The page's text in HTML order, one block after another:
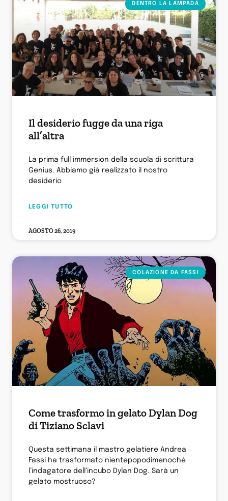
DENTRO LA LAMPADA
Il desiderio fugge da una riga
all’altra
La prima full immersion della scuola di scrittura
Genius. Abbiamo già realizzato il nostro
desiderio
LEGGI TUTTO
AGOSTO 26, 2019
COLAZIONE DA FASSI
Come trasformo in gelato Dylan Dog
di Tiziano Sclavi
Questa settimana il mastro gelatiere Andrea
Fassi ha trasformato nientepopodimenoché
l’indagatore dell’incubo Dylan Dog. Sarà un
gelato mostruoso?